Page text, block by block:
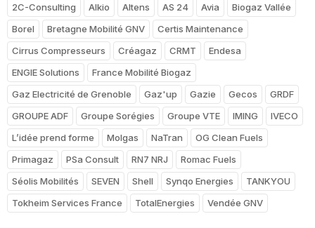
2C-Consulting Alkio Altens AS 24 Avia
Biogaz Vallée
Borel
Bretagne Mobilité GNV
Certis Maintenance
Cirrus Compresseurs
Créagaz CRMT
Endesa
ENGIE Solutions
France Mobilité Biogaz
Gaz Electricité de Grenoble
Gaz'up Gazie Gecos
GRDF
GROUPE ADF
Groupe Sorégies Groupe VTE IMING
IVECO
L’idée prend forme
Molgas NaTran
OG Clean Fuels
Primagaz
PSa Consult RN7 NRJ
Romac Fuels
Séolis Mobilités
SEVEN Shell Synqo Energies
TANKYOU
Tokheim Services France
TotalEnergies Vendée GNV